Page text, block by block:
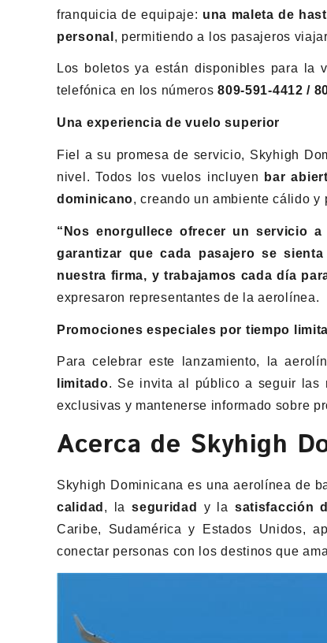
franquicia de equipaje: una maleta de
personal , permitiendo a los pasajeros
Los boletos ya están disponibles para
telefónica en los números809-591-4412 /
Una experiencia de vuelo superior
Fiel a su promesa de servicio, Skyhigh
nivel. Todos los vuelos incluyen
bar
dominicano, creando un ambiente cálido
“Nos enorgullece ofrecer un servicio
garantizar que cada pasajero se
nuestra firma, y trabajamos cada día
expresaron representantes de la aerolínea.
Promociones especiales por tiempo
Para celebrar este lanzamiento, la
limitado. Se invita al público a seguir las
exclusivas y mantenerse informado sobre
Acerca de Skyhigh
Skyhigh Dominicana es una aerolínea de
calidad , laseguridad y la satisfacción
Caribe, Sudamérica y Estados Unidos,
conectar personas con los destinos que